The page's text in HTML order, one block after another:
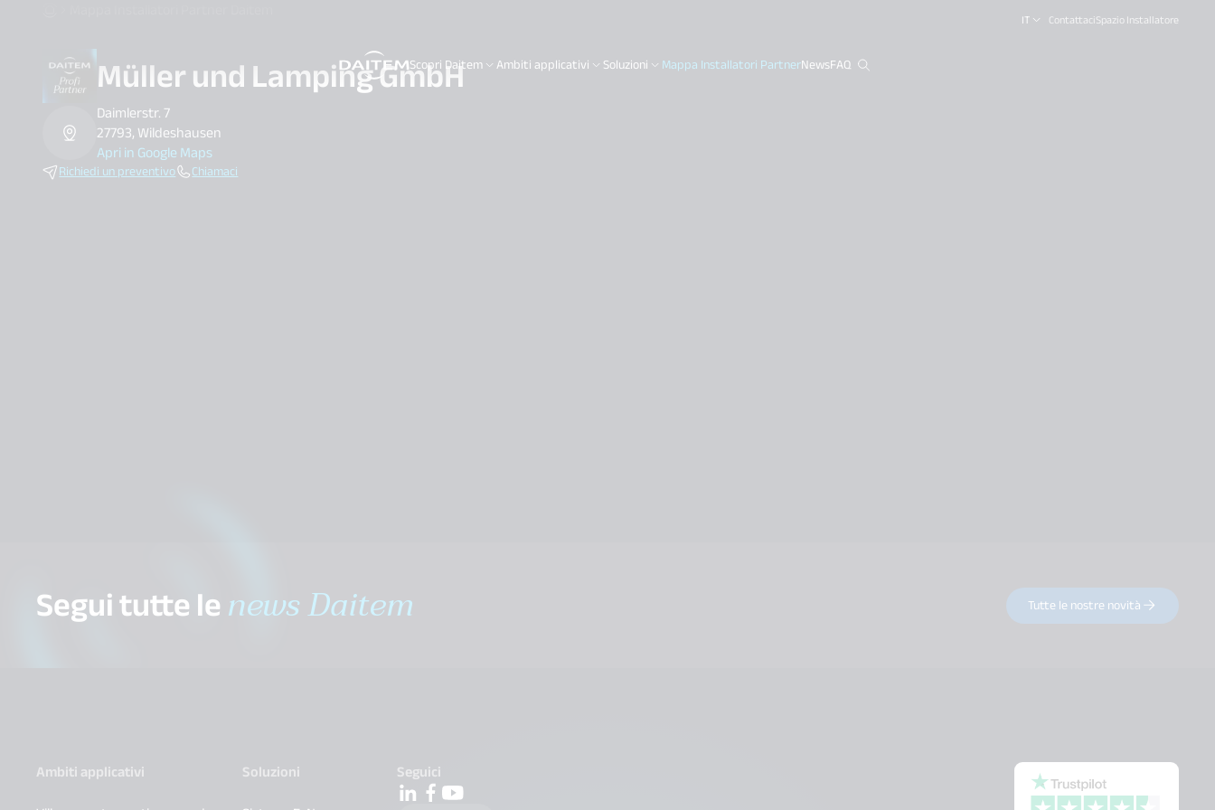
IT ContattaciSpazio Installatore
Scopri Daitem Ambiti applicativi Soluzioni Mappa Installatori PartnerNewsFAQ
search.label
Müller und Lamping GmbH
Daimlerstr. 7
27793, Wildeshausen
Apri in Google Maps
Richiedi un preventivo Chiamaci
Segui tutte lenews Daitem Tutte le nostre novità
Ambiti applicativi
Soluzioni
Seguici